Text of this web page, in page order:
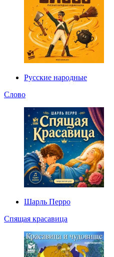
Русские народные
Слово
Шарль Перро
Спящая красавица